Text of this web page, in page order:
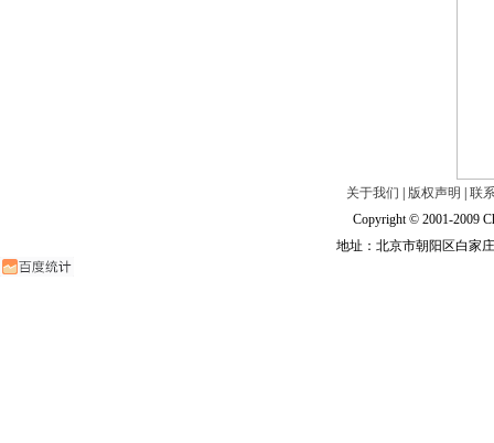
关于我们 版权声明
联
Copyright © 2001-2009
地址：北京市朝阳区白家